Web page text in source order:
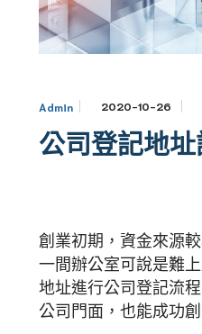
Admin 2020-10-26
公司登記地
創業初期，資金來源
一間辦公室可說是難
地址進行公司登記流
公司門面，也能成功